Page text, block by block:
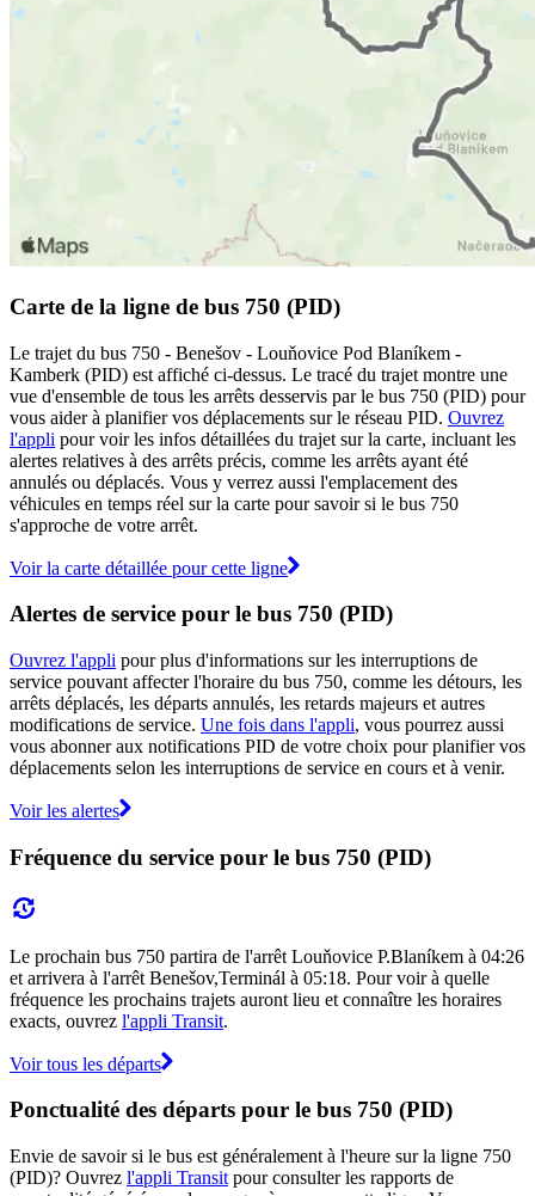
Carte de la ligne de bus 750 (PID)
Le trajet du bus 750 - Benešov - Louňovice Pod Blaníkem -
Kamberk (PID) est affiché ci-dessus. Le tracé du trajet montre une
vue d'ensemble de tous les arrêts desservis par le bus 750 (PID) pour
vous aider à planifier vos déplacements sur le réseau PID. Ouvrez
l'appli pour voir les infos détaillées du trajet sur la carte, incluant les
alertes relatives à des arrêts précis, comme les arrêts ayant été
annulés ou déplacés. Vous y verrez aussi l'emplacement des
véhicules en temps réel sur la carte pour savoir si le bus 750
s'approche de votre arrêt.
Voir la carte détaillée pour cette ligne
Alertes de service pour le bus 750 (PID)
Ouvrez l'appli pour plus d'informations sur les interruptions de
service pouvant affecter l'horaire du bus 750, comme les détours, les
arrêts déplacés, les départs annulés, les retards majeurs et autres
modifications de service. Une fois dans l'appli, vous pourrez aussi
vous abonner aux notifications PID de votre choix pour planifier vos
déplacements selon les interruptions de service en cours et à venir.
Voir les alertes
Fréquence du service pour le bus 750 (PID)
Le prochain bus 750 partira de l'arrêt Louňovice P.Blaníkem à 04:26
et arrivera à l'arrêt Benešov,Terminál à 05:18. Pour voir à quelle
fréquence les prochains trajets auront lieu et connaître les horaires
exacts, ouvrez l'appli Transit.
Voir tous les départs
Ponctualité des départs pour le bus 750 (PID)
Envie de savoir si le bus est généralement à l'heure sur la ligne 750
(PID)? Ouvrez l'appli Transit pour consulter les rapports de